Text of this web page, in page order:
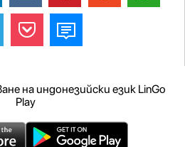
на индонезийски език LinGo
Play